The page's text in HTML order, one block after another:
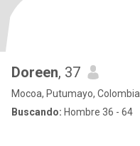
Doreen, 37
Mocoa, Putumayo, Colombia
Buscando: Hombre 36 - 64